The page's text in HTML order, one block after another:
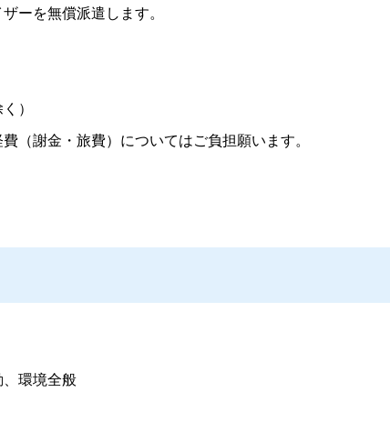
ーを無償派遣します。
）
（謝金・旅費）についてはご負担願います。
環境全般